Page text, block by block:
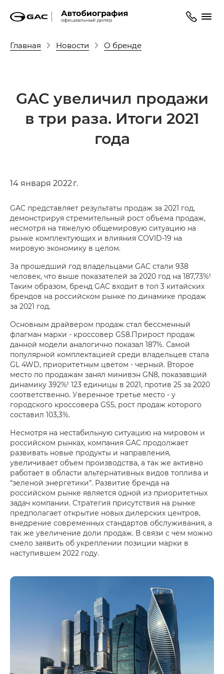
Главная Новости О бренде
GAC увеличил продажи
в три раза. Итоги 2021
года
14 января 2022 г.
GAC представляет результаты продаж за 2021 год,
демонстрируя стремительный рост объема продаж,
несмотря на тяжелую общемировую ситуацию на
рынке комплектующих и влияния COVID-19 на
мировую экономику в целом.
За прошедший год владельцами GAC стали 938
человек, что выше показателей за 2020 год на 187,73%!
Таким образом, бренд GAC входит в топ 3 китайских
брендов на российском рынке по динамике продаж
за 2021 год.
Основным драйвером продаж стал бессменный
флагман марки - кроссовер GS8.Прирост продаж
данной модели аналогично показал 187%. Самой
популярной комплектацией среди владельцев стала
GL 4WD, приоритетным цветом - черный. Второе
место по продажам занял минивэн GN8, показавший
динамику 392%! 123 единицы в 2021, против 25 за 2020
соответственно. Уверенное третье место - у
городского кроссовера GS5, рост продаж которого
составил 103,3%.
Несмотря на нестабильную ситуацию на мировом и
российском рынках, компания GAC продолжает
развивать новые продукты и направления,
увеличивает объем производства, а так же активно
работает в области альтернативных видов топлива и
“зеленой энергетики”. Развитие бренда на
российском рынке является одной из приоритетных
задач компании. Стратегия присутствия на рынке
предполагает открытие новых дилерских центров,
внедрение современных стандартов обслуживания, а
так же увеличение доли продаж. В связи с чем можно
смело заявить об укреплении позиции марки в
наступившем 2022 году.